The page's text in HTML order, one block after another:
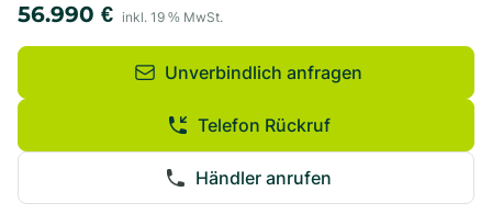
56.990 € inkl. 19 % MwSt.
Unverbindlich anfragen
Händler anrufen
Telefon Rückruf